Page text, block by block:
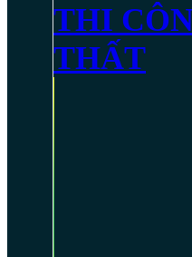
THI
THẤT